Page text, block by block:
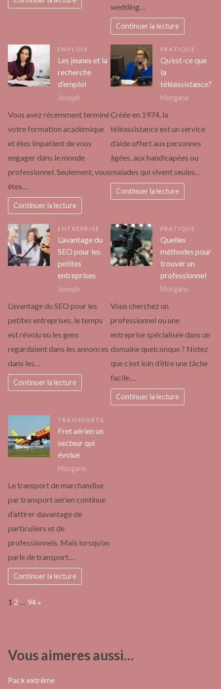
wedding…
Continuer la lecture
EMPLOIS
Les jeunes et la
recherche
d’emploi
Joseph
Vous avez récemment terminé
votre formation académique
et êtes impatient de vous
engager dans le monde
professionnel. Seulement, vous
êtes…
Continuer la lecture
PRATIQUE
Qu’est-ce que
la
téléassistance?
Morgane
Créée en 1974, la
téléassistance est un service
d’aide offert aux personnes
âgées, aux handicapées ou
malades qui vivent seules…
Continuer la lecture
ENTREPRISE
L’avantage du
SEO pour les
petites
entreprises
Joseph
L’avantage du SEO pour les
petites entreprises, le temps
est révolu où les gens
regardaient dans les annonces
dans les…
Continuer la lecture
PRATIQUE
Quelles
méthodes pour
trouver un
professionnel
Morgane
Vous cherchez un
professionnel ou une
entreprise spécialisée dans un
domaine quelconque ? Notez
que c’est loin d’être une tâche
facile.…
Continuer la lecture
TRANSPORTS
Fret aérien un
secteur qui
évolue
Morgane
Le transport de marchandise
par transport aérien continue
d’attirer davantage de
particuliers et de
professionnels. Mais lorsqu’on
parle de transport…
Continuer la lecture
Page:
1 2 … 94 Next
»
Vous aimeres aussi…
Pack extrême